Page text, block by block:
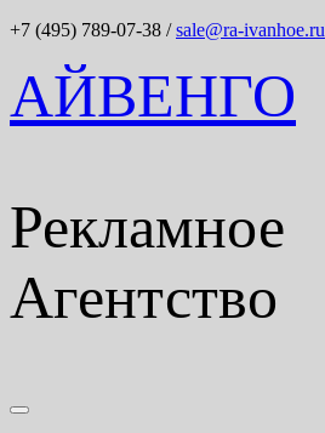
+7 (495) 789-07-38 /sale@ra-ivanhoe.ru
АЙВЕНГО
Рекламное
Агентство